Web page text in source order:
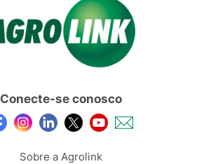
Conecte-se conosco
Sobre a Agrolink